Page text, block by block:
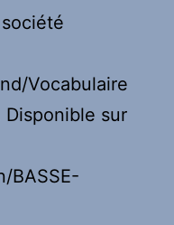
Vocabulaire
Disponible sur
BASSE-